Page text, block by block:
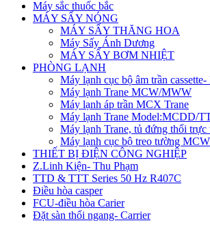
Máy sắc thuốc bắc
MÁY SẤY NÓNG
MÁY SẤY THĂNG HOA
Máy Sấy Ánh Dương
MÁY SẤY BƠM NHIỆT
PHÒNG LẠNH
Máy lạnh cục bộ âm trần
Máy lạnh Trane MCW/MWW
Máy lạnh áp trần MCX Trane
Máy lạnh Trane Model:MCDD/
Máy lạnh Trane, tủ đứng thổi trực
Máy lạnh cục bộ treo tường
THIẾT BỊ ĐIỆN CÔNG NGHIỆP
Z.Linh Kiện- Thu Phạm
TTD & TTT Series 50 Hz R407C
Điều hòa casper
FCU-điều hòa Carier
Đặt sàn thổi ngang- Carrier